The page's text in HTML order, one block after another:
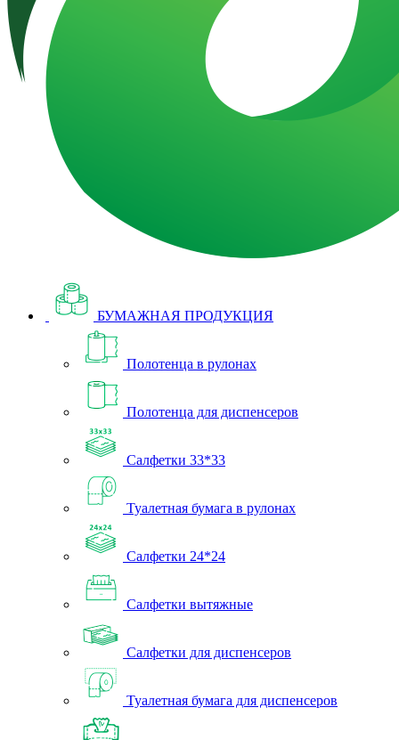
БУМАЖНАЯ ПРОДУКЦИЯ
Полотенца в рулонах
Полотенца для диспенсеров
Салфетки 33*33
Туалетная бумага в рулонах
Салфетки 24*24
Салфетки вытяжные
Салфетки для диспенсеров
Туалетная бумага для диспенсеров